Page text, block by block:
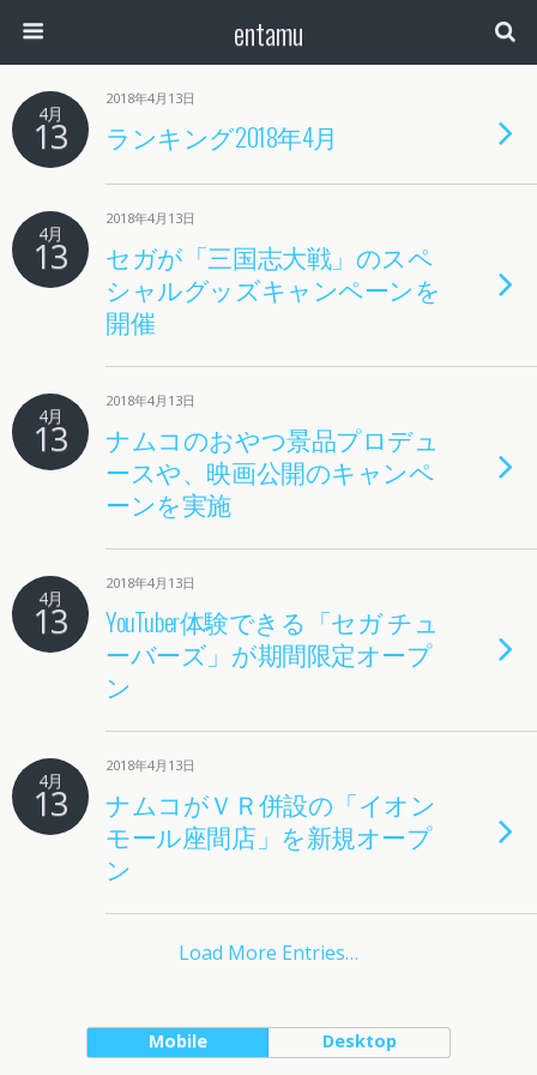
entamu
4月
13
2018年4月13日
ランキング2018年4月
4月
13
2018年4月13日
セガが「三国志大戦」のスペ
シャルグッズキャンペーンを
開催
4月
13
2018年4月13日
ナムコのおやつ景品プロデュ
ースや、映画公開のキャンペ
ーンを実施
4月
13
2018年4月13日
YouTuber体験できる「セガ チュ
ーバーズ」が期間限定オープ
ン
4月
13
2018年4月13日
ナムコがＶＲ併設の「イオン
モール座間店」を新規オープ
ン
Load More Entries…
Mobile Desktop